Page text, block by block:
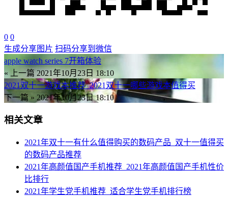
0 0
生成分享图片 扫码分享到微信
apple watch series 7开箱体验
« 上一篇 2021年10月23日 18:10
2021双十一游戏本推荐_2021双十一哪些游戏本值得买
下一篇 » 2021年10月23日 18:10
相关文章
2021年双十一有什么值得购买的数码产品_双十一值得买
的数码产品推荐
2021年高颜值国产手机推荐_2021年高颜值国产手机性价
比排行
2021年学生党手机推荐_适合学生党手机排行榜